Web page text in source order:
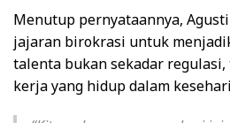
Menutup pernyataannya,
jajaran birokrasi untuk
talenta bukan sekadar
kerja yang hidup dalam